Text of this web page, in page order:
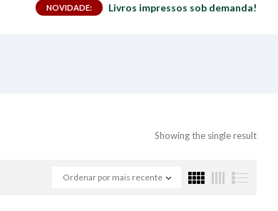
NOVIDADE: Livros impressos sob demanda!
Showing the single result
Ordenar por mais recente